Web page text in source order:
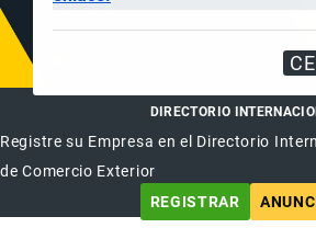
DIRECTORIO
Registre su Empresa en el Directorio
de Comercio Exterior
REGISTRAR